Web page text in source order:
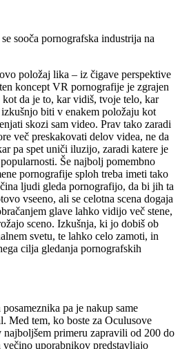
sooča pornografska industrija na
položaj lika – iz čigave perspektive
koncept VR pornografije je zgrajen
da je to, kar vidiš, tvoje telo, kar
biti v enakem položaju kot
skozi sam video. Prav tako zaradi
več preskakovati delov videa, ne da
pa spet uniči iluzijo, zaradi katere je
Še najbolj pomembno
pornografije sploh treba imeti tako
ljudi gleda pornografijo, da bi jih ta
vseeno, ali se celotna scena dogaja
glave lahko vidijo več stene,
sceno. Izkušnja, ki jo dobiš ob
svetu, te lahko celo zamoti, in
cilja gledanja pornografskih
pa je nakup same
Med tem, ko boste za Oculusove
primeru zapravili od 200 do
večino uporabnikov predstavljajo